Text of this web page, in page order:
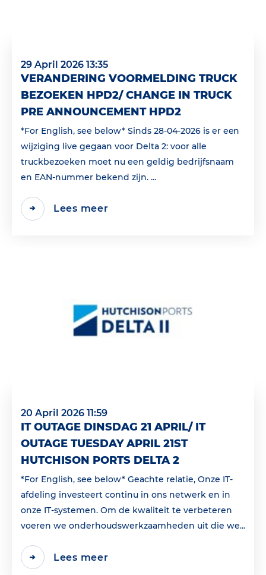
29 April 2026 13:35
VERANDERING VOORMELDING TRUCK
BEZOEKEN HPD2/ CHANGE IN TRUCK
PRE ANNOUNCEMENT HPD2
*For English, see below* Sinds 28-04-2026 is er een
wijziging live gegaan voor Delta 2: voor alle
truckbezoeken moet nu een geldig bedrijfsnaam
en EAN‑nummer bekend zijn. ...
Lees meer
20 April 2026 11:59
IT OUTAGE DINSDAG 21 APRIL/ IT
OUTAGE TUESDAY APRIL 21ST
HUTCHISON PORTS DELTA 2
*For English, see below* Geachte relatie, Onze IT-
afdeling investeert continu in ons netwerk en in
onze IT-systemen. Om de kwaliteit te verbeteren
voeren we onderhoudswerkzaamheden uit die we...
Lees meer